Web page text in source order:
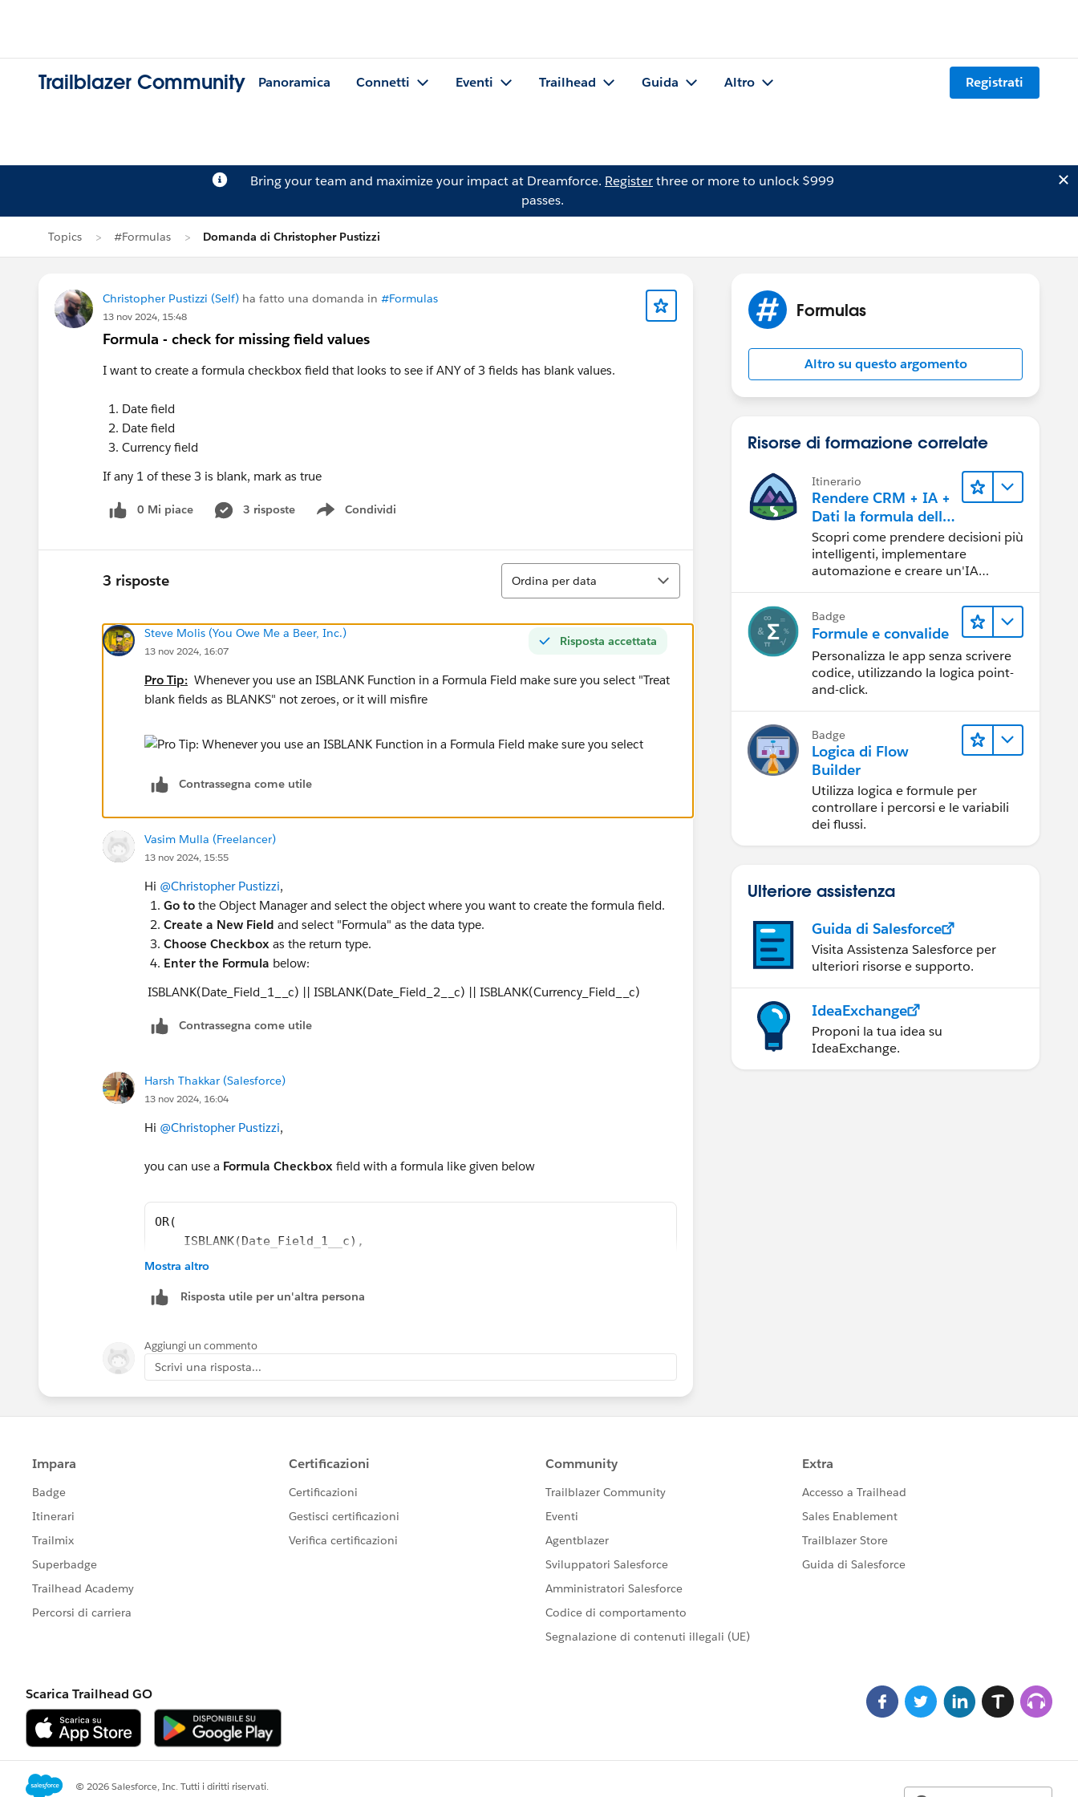
Trailblazer Community Panoramica Connetti Eventi Trailhead Guida Altro Registrati
Bring your team and maximize your impact at Dreamforce. Registerthree or more to unlock $999
passes.
Topics #Formulas Domanda di Christopher Pustizzi
Christopher Pustizzi (Self) ha fatto una domanda in #Formulas
13 nov 2024, 15:48
Formula - check for missing field values
I want to create a formula checkbox field that looks to see if ANY of 3 fields has blank values.
Date field
Date field
Currency field
If any 1 of these 3 is blank, mark as true
0 Mi piace 3 risposte Condividi
Show menu
3 risposte
Ordina
Ordina per data
Risposta accettata
Steve Molis (You Owe Me a Beer, Inc.)
13 nov 2024, 16:07
Pro Tip: Whenever you use an ISBLANK Function in a Formula Field make sure you select "Treat
blank fields as BLANKS" not zeroes, or it will misfire
Contrassegna come utile
Vasim Mulla (Freelancer)
13 nov 2024, 15:55
Hi @Christopher Pustizzi,
Go to the Object Manager and select the object where you want to create the formula field.
Create a New Field and select "Formula" as the data type.
Choose Checkbox as the return type.
Enter the Formula below:
ISBLANK(Date_Field_1__c) || ISBLANK(Date_Field_2__c) || ISBLANK(Currency_Field__c)
Contrassegna come utile
Harsh Thakkar (Salesforce)
13 nov 2024, 16:04
Hi @Christopher Pustizzi,
you can use a Formula Checkbox field with a formula like given below
OR(
    ISBLANK(Date_Field_1__c),
    ISBLANK(Date_Field_2__c),
)
Thanks
Mostra altro
Risposta utile per un'altra persona
Aggiungi un commento
Scrivi una risposta...
Formulas
Altro su questo argomento
Risorse di formazione correlate
Itinerario
Rendere CRM + IA +
Dati la formula della
fiducia
Scopri come prendere decisioni più
intelligenti, implementare
automazione e creare un'IA
tecnologie Salesforce più diffusi.
Badge
Formule e convalide
Personalizza le app senza scrivere
codice, utilizzando la logica point-
and-click.
Badge
Logica di Flow
Builder
Utilizza logica e formule per
controllare i percorsi e le variabili
dei flussi.
Ulteriore assistenza
Guida di Salesforce
Visita Assistenza Salesforce per
ulteriori risorse e supporto.
IdeaExchange
Proponi la tua idea su
IdeaExchange.